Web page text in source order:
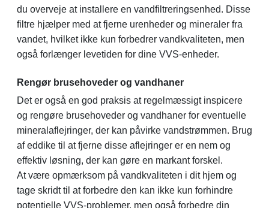
du overveje at installere en vandfiltreringsenhed. Disse
filtre hjælper med at fjerne urenheder og mineraler fra
vandet, hvilket ikke kun forbedrer vandkvaliteten, men
også forlænger levetiden for dine VVS-enheder.
Rengør brusehoveder og vandhaner
Det er også en god praksis at regelmæssigt inspicere
og rengøre brusehoveder og vandhaner for eventuelle
mineralaflejringer, der kan påvirke vandstrømmen. Brug
af eddike til at fjerne disse aflejringer er en nem og
effektiv løsning, der kan gøre en markant forskel.
At være opmærksom på vandkvaliteten i dit hjem og
tage skridt til at forbedre den kan ikke kun forhindre
potentielle VVS-problemer, men også forbedre din